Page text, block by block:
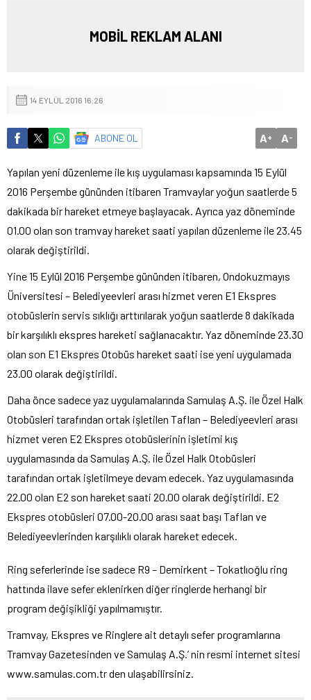
MOBİL REKLAM ALANI
14 EYLÜL 2016 16:26
ABONE OL A+ A-
Yapılan yeni düzenleme ile kış uygulaması kapsamında 15 Eylül
2016 Perşembe gününden itibaren Tramvaylar yoğun saatlerde 5
dakikada bir hareket etmeye başlayacak. Ayrıca yaz döneminde
01.00 olan son tramvay hareket saati yapılan düzenleme ile 23.45
olarak değiştirildi.
Yine 15 Eylül 2016 Perşembe gününden itibaren, Ondokuzmayıs
Üniversitesi – Belediyeevleri arası hizmet veren E1 Ekspres
otobüslerin servis sıklığı arttırılarak yoğun saatlerde 8 dakikada
bir karşılıklı ekspres hareketi sağlanacaktır. Yaz döneminde 23.30
olan son E1 Ekspres Otobüs hareket saati ise yeni uygulamada
23.00 olarak değiştirildi.
Daha önce sadece yaz uygulamalarında Samulaş A.Ş. ile Özel Halk
Otobüsleri tarafından ortak işletilen Taflan – Belediyeevleri arası
hizmet veren E2 Ekspres otobüslerinin işletimi kış
uygulamasında da Samulaş A.Ş. ile Özel Halk Otobüsleri
tarafından ortak işletilmeye devam edecek. Yaz uygulamasında
22.00 olan E2 son hareket saati 20.00 olarak değiştirildi. E2
Ekspres otobüsleri 07.00-20.00 arası saat başı Taflan ve
Belediyeevlerinden karşılıklı olarak hareket edecek.
Ring seferlerinde ise sadece R9 – Demirkent – Tokatlıoğlu ring
hattında ilave sefer eklenirken diğer ringlerde herhangi bir
program değişikliği yapılmamıştır.
Tramvay, Ekspres ve Ringlere ait detaylı sefer programlarına
Tramvay Gazetesinden ve Samulaş A.Ş.’ nin resmi internet sitesi
www.samulas.com.tr den ulaşabilirsiniz.